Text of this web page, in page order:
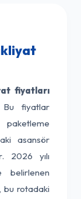
fiyatları
Bu fiyatlar
asansör
2026 yılı
belirlenen
bu rotadaki